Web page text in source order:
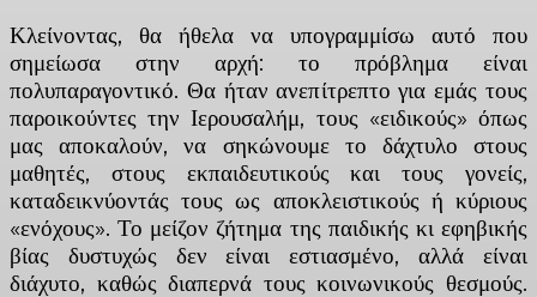
Κλείνοντας, θα ήθελα να υπογραμμίσω αυτό που
σημείωσα στην αρχή: το πρόβλημα είναι
πολυπαραγοντικό. Θα ήταν ανεπίτρεπτο για εμάς τους
παροικούντες την Ιερουσαλήμ, τους «ειδικούς» όπως
μας αποκαλούν, να σηκώνουμε το δάχτυλο στους
μαθητές, στους εκπαιδευτικούς και τους γονείς,
καταδεικνύοντάς τους ως αποκλειστικούς ή κύριους
«ενόχους». Το μείζον ζήτημα της παιδικής κι εφηβικής
βίας δυστυχώς δεν είναι εστιασμένο, αλλά είναι
διάχυτο, καθώς διαπερνά τους κοινωνικούς θεσμούς.